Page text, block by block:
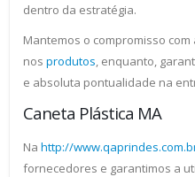
dentro da estratégia.
Mantemos o compromisso
nos produtos, enquanto,
e absoluta pontualidade na
Caneta Plástica MA
Na http://
fornecedores e garantimos a